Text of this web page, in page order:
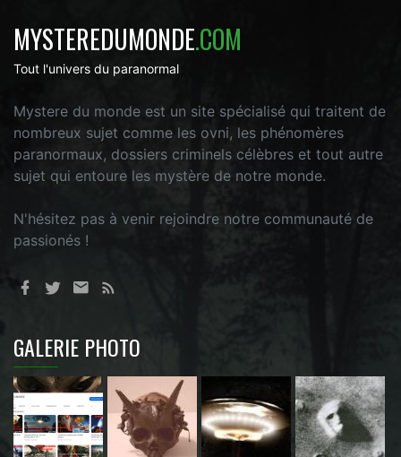
MYSTEREDUMONDE.COM
Tout l'univers du paranormal
Mystere du monde est un site spécialisé qui traitent de
nombreux sujet comme les ovni, les phénomères
paranormaux, dossiers criminels célèbres et tout autre
sujet qui entoure les mystère de notre monde.
N'hésitez pas à venir rejoindre notre communauté de
passionés !
GALERIE PHOTO